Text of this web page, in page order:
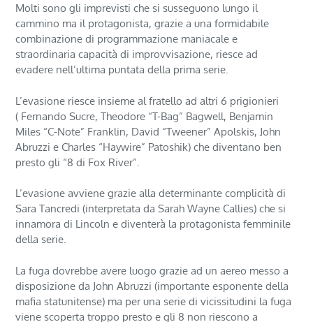
Molti sono gli imprevisti che si susseguono lungo il
cammino ma il protagonista, grazie a una formidabile
combinazione di programmazione maniacale e
straordinaria capacità di improvvisazione, riesce ad
evadere nell’ultima puntata della prima serie.
L’evasione riesce insieme al fratello ad altri 6 prigionieri
( Fernando Sucre, Theodore “T-Bag” Bagwell, Benjamin
Miles “C-Note” Franklin, David “Tweener” Apolskis, John
Abruzzi e Charles “Haywire” Patoshik) che diventano ben
presto gli “8 di Fox River”.
L’evasione avviene grazie alla determinante complicità di
Sara Tancredi (interpretata da Sarah Wayne Callies) che si
innamora di Lincoln e diventerà la protagonista femminile
della serie.
La fuga dovrebbe avere luogo grazie ad un aereo messo a
disposizione da John Abruzzi (importante esponente della
mafia statunitense) ma per una serie di vicissitudini la fuga
viene scoperta troppo presto e gli 8 non riescono a